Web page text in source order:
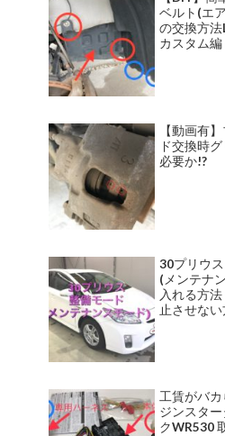
ベルト(エ
の交換方法
カスタム編
【動画有
ド交換時
必要か!?
30プリウ
(メンテナ
入れる方
止させな
工賃がバ
ジンスタ
クWR530